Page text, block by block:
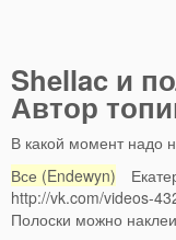
Shellac и
Автор
В какой момент надо
Все (Endewyn)
http://vk.com/videos-
Полоски можно